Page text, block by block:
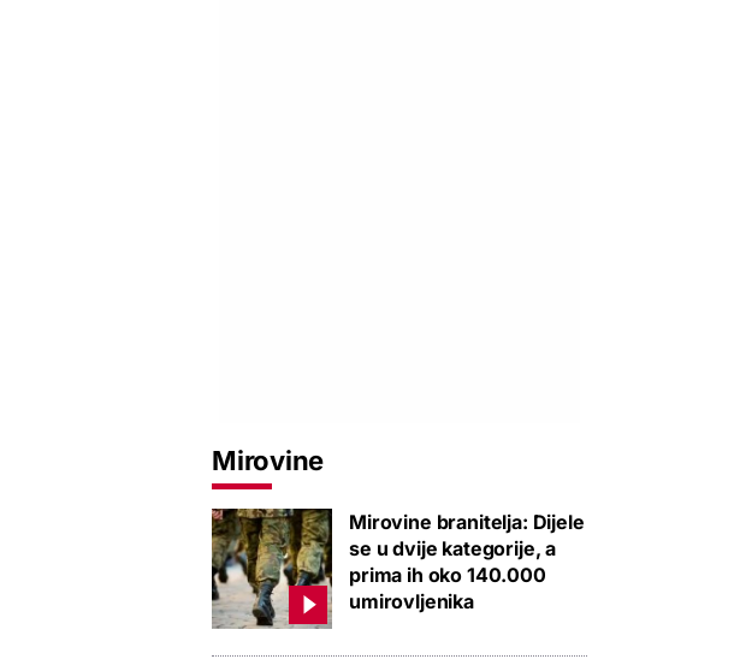
Mirovine
Mirovine branitelja: Dijele
se u dvije kategorije, a
prima ih oko 140.000
umirovljenika